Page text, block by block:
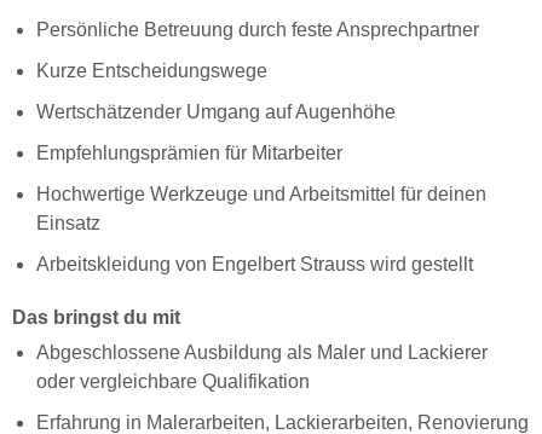
Persönliche Betreuung durch feste Ansprechpartner
Kurze Entscheidungswege
Wertschätzender Umgang auf Augenhöhe
Empfehlungsprämien für Mitarbeiter
Hochwertige Werkzeuge und Arbeitsmittel für deinen
Einsatz
Arbeitskleidung von Engelbert Strauss wird gestellt
Das bringst du mit
Abgeschlossene Ausbildung als Maler und Lackierer
oder vergleichbare Qualifikation
Erfahrung in Malerarbeiten, Lackierarbeiten, Renovierung